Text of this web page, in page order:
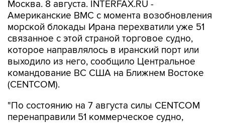
морской блокады Ирана перехватили уже 51
связанное с этой страной торговое судно,
которое направлялось в иранский порт или
выходило из него, сообщило Центральное
командование ВС США на Ближнем Востоке
(CENTCOM).
"По состоянию на 7 августа силы CENTCOM
вывели из строя два и провели досмотр еще
двух судов в рамках обеспечения блокады", -